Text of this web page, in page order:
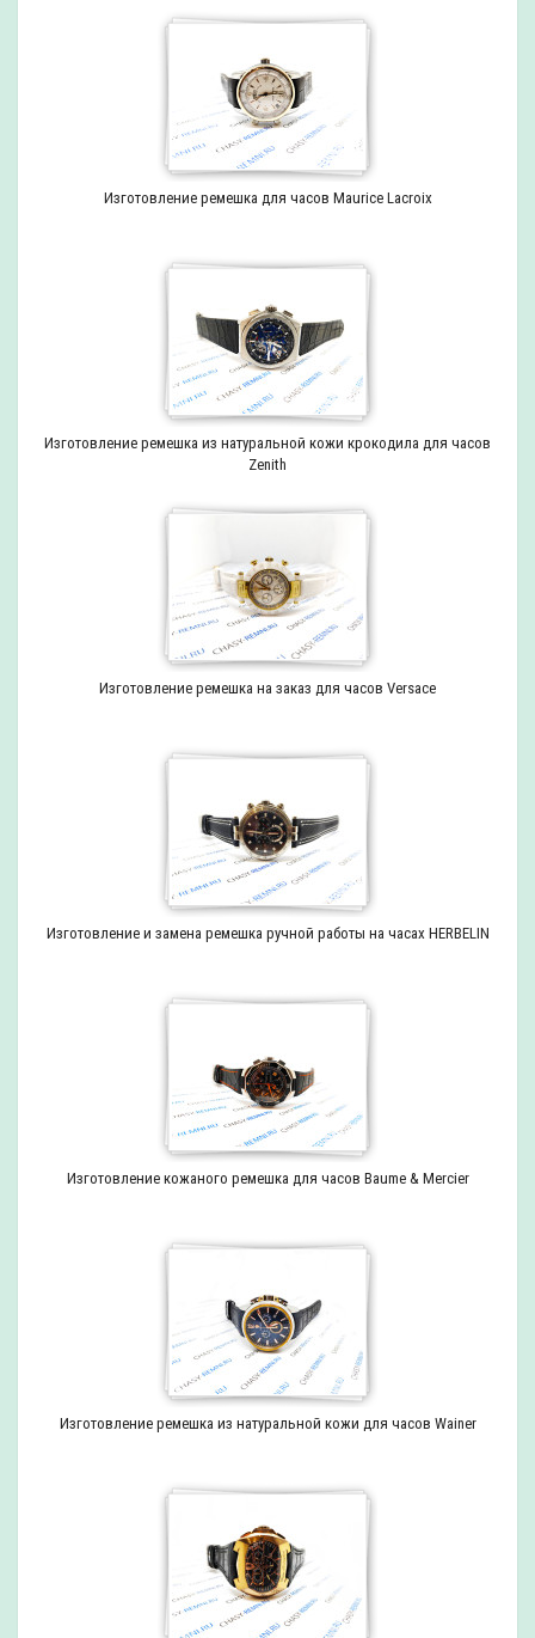
Изготовление ремешка для часов Maurice Lacroix
Изготовление ремешка из натуральной кожи крокодила для часов
Zenith
Изготовление ремешка на заказ для часов Versace
Изготовление и замена ремешка ручной работы на часах HERBELIN
Изготовление кожаного ремешка для часов Baume & Mercier
Изготовление ремешка из натуральной кожи для часов Wainer